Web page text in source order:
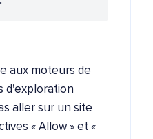
aux moteurs de
d'exploration
aller sur un site
« Allow » et «